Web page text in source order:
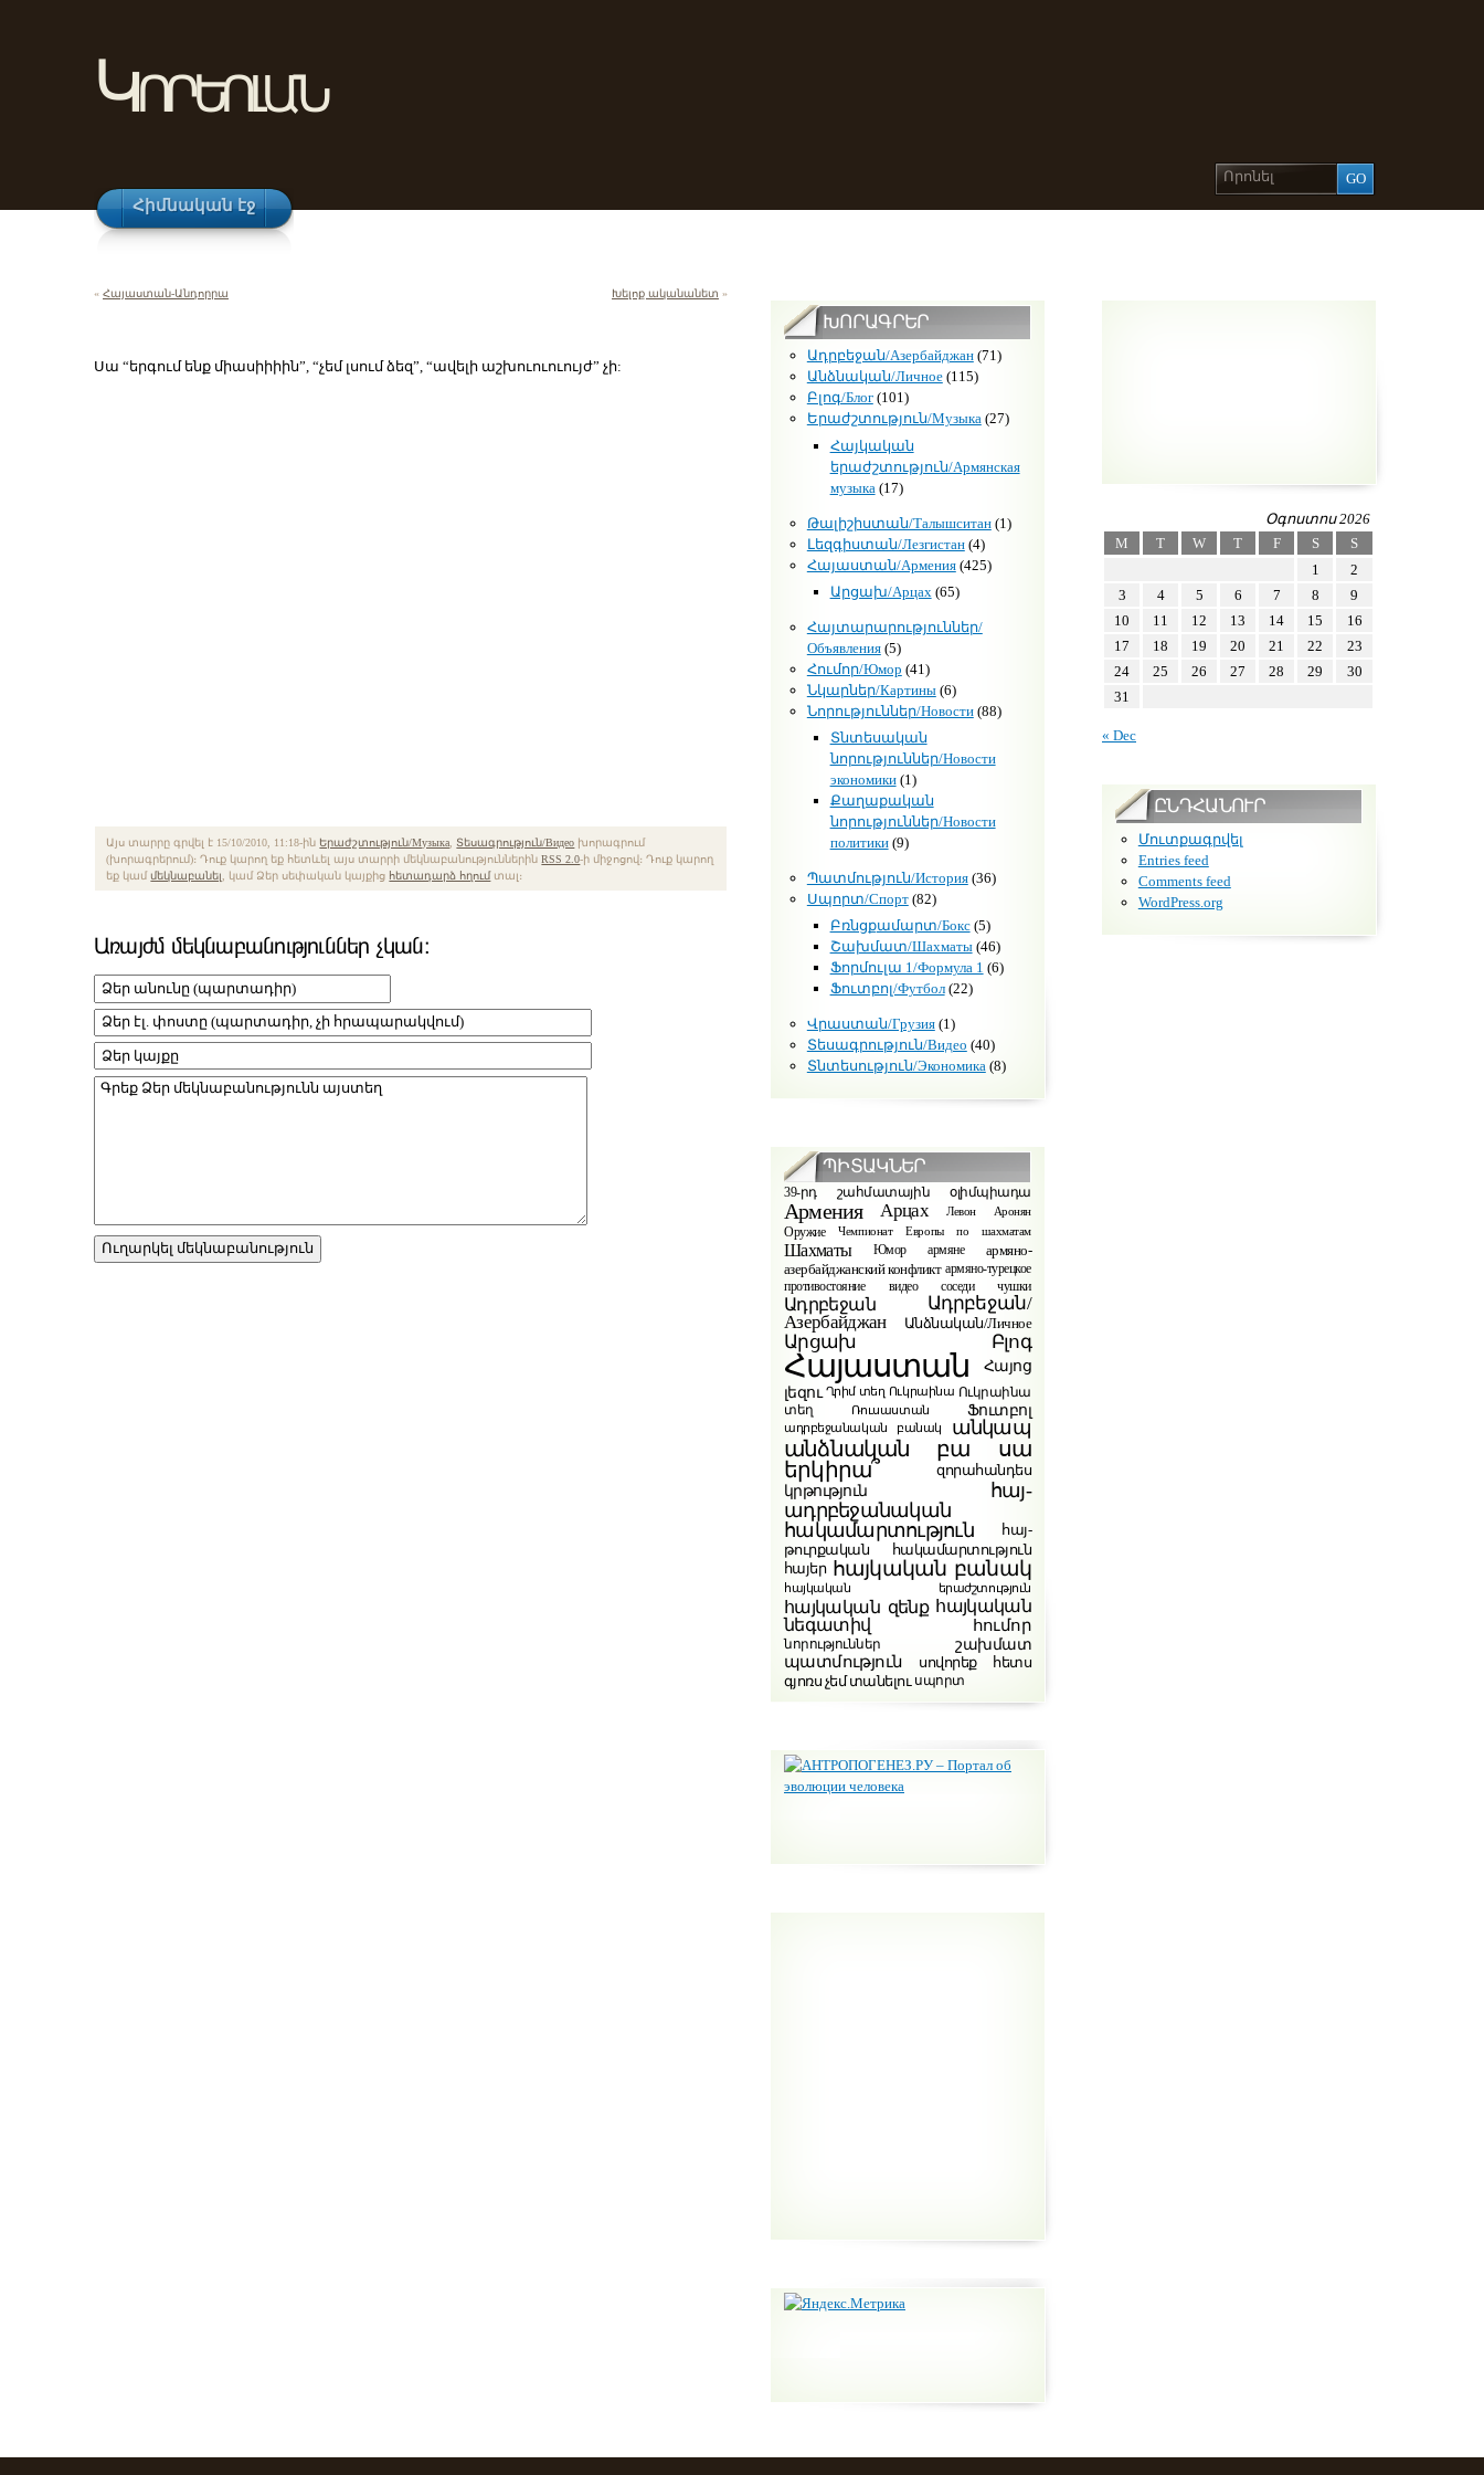
Կորեոլան
Հիմնական էջ
« Հայաստան-Անդորրա Խելոք ականանետ »
Սա “երգում ենք միասիիիին”, “չեմ լսում ձեզ”, “ավելի աշխուուուույժ” չի:
Այս տարրը գրվել է 15/10/2010, 11:18-ին Երաժշտություն/Музыка Տեսագրություն/Видео խորագրում
(խորագրերում)։ Դուք կարող եք հետևել այս տարրի մեկնաբանություններինRSS 2.0-ի միջոցով։ Դուք կարող
եք կամմեկնաբանել , կամ Ձեր սեփական կայքից հետադարձ հղումտալ։
Առայժմ մեկնաբանություններ չկան։
ԽՈՐԱԳՐԵՐ
Ադրբեջան/Азербайджан(71)
Անձնական/Личное(115)
Բլոգ/Блог(101)
Երաժշտություն/Музыка(27)
Հայկական
երաժշտություն/Армянская
музыка (17)
Թալիշիստան/Талышситан(1)
Լեզգիստան/Лезгистан(4)
Հայաստան/Армения(425)
Արցախ/Арцах (65)
Հայտարարություններ/
Объявления(5)
Հումոր/Юмор (41)
Նկարներ/Картины(6)
Նորություններ/Новости(88)
Տնտեսական
նորություններ/Новости
экономики(1)
Քաղաքական
նորություններ/Новости
политики(9)
Պատմություն/История(36)
Սպորտ/Спорт(82)
Բռնցքամարտ/Бокс(5)
Շախմատ/Шахматы(46)
Ֆորմուլա 1/Формула 1 (6)
Ֆուտբոլ/Футбол(22)
Վրաստան/Грузия(1)
Տեսագրություն/Видео (40)
Տնտեսություն/Экономика(8)
ՊԻՏԱԿՆԵՐ
39-րդ շահմատային օլիմպիադա
Армения Арцах Левон Аронян
Оружие Чемпионат Европы по шахматам
Шахматы Юмор армяне
армяно-
азербайджанский конфликт армяно-турецкое
противостояние
видео соседи чушки
Ադրբեջան
Ադրբեջան/
Азербайджан
Անձնական/Личное
Արցախ Բլոգ
Հայաստան
Հայոց
լեզու Ղրիմ տեղ Ուկրաինա Ուկրաինա
տեղ
Ռուսաստան Ֆուտբոլ
ադրբեջանական բանակ անկապ
անձնական
բա սա
երկիրա՞
զորահանդես
կրթություն
հայ-
ադրբեջանական
հակամարտություն
հայ-
թուրքական հակամարտություն
հայեր հայկական բանակ
հայկական երաժշտություն
հայկական զենք հայկական
նեգատիվ
հումոր
նորություններ շախմատ
պատմություն
սովորեք հետս
գյոռս չեմ տանելու սպորտ
Օգոստոս 2026
M
T W T F S
S
1
2
3
4 5 6 7 8
9
10
11 12 13 14 15
16
17
18 19 20 21 22
23
24
25 26 27 28 29
30
31
« Dec
ԸՆԴՀԱՆՈՒՐ
Մուտքագրվել
Entries feed
Comments feed
WordPress.org